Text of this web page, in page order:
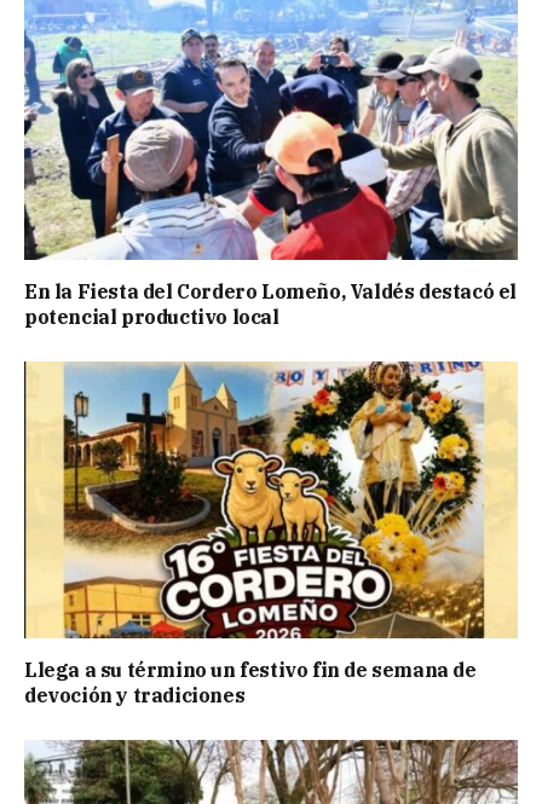
En la Fiesta del Cordero Lomeño, Valdés destacó el
potencial productivo local
Llega a su término un festivo fin de semana de
devoción y tradiciones